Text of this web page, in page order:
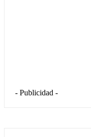
- Publicidad -